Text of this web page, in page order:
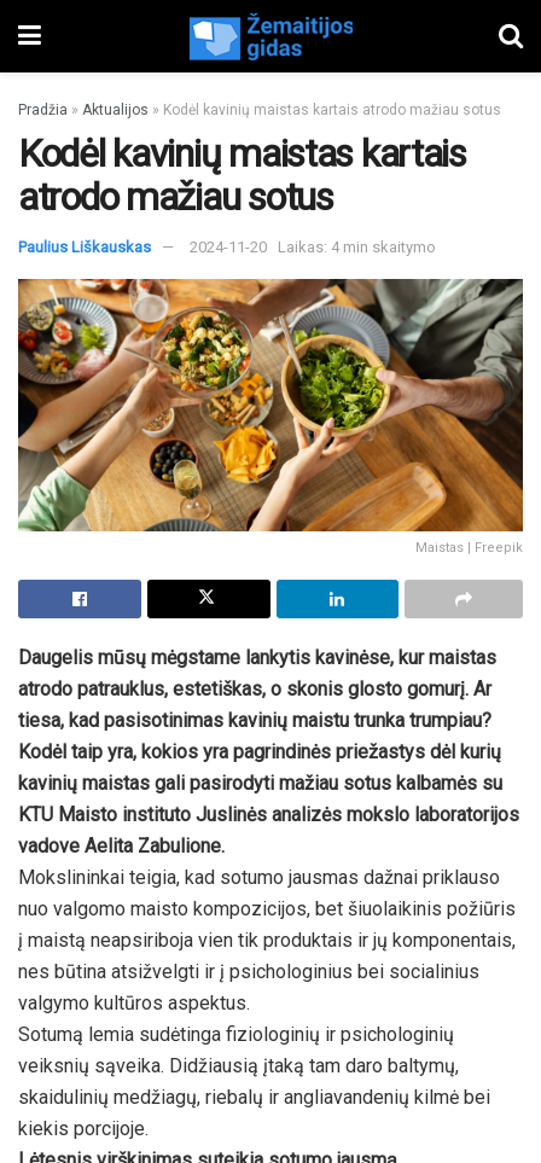
Pradžia » Aktualijos » Kodėl kavinių maistas kartais atrodo mažiau sotus
Kodėl kavinių maistas kartais
atrodo mažiau sotus
Paulius Liškauskas 2024-11-20 Laikas: 4 min skaitymo
Maistas | Freepik
Daugelis mūsų mėgstame lankytis kavinėse, kur maistas
atrodo patrauklus, estetiškas, o skonis glosto gomurį. Ar
tiesa, kad pasisotinimas kavinių maistu trunka trumpiau?
Kodėl taip yra, kokios yra pagrindinės priežastys dėl kurių
kavinių maistas gali pasirodyti mažiau sotus kalbamės su
KTU Maisto instituto Juslinės analizės mokslo laboratorijos
vadove Aelita Zabulione.
Mokslininkai teigia, kad sotumo jausmas dažnai priklauso
nuo valgomo maisto kompozicijos, bet šiuolaikinis požiūris
į maistą neapsiriboja vien tik produktais ir jų komponentais,
nes būtina atsižvelgti ir į psichologinius bei socialinius
valgymo kultūros aspektus.
Sotumą lemia sudėtinga fiziologinių ir psichologinių
veiksnių sąveika. Didžiausią įtaką tam daro baltymų,
skaidulinių medžiagų, riebalų ir angliavandenių kilmė bei
kiekis porcijoje.